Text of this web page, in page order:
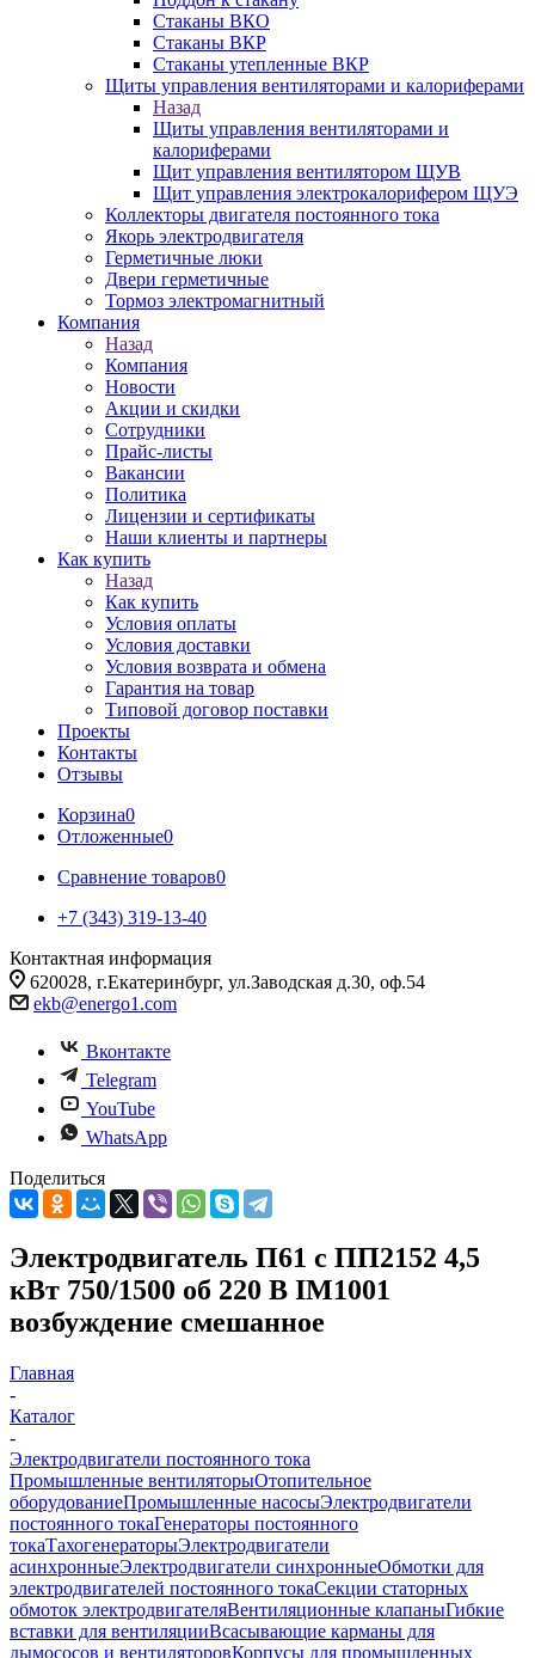
Стаканы ВКО
Стаканы ВКР
Стаканы утепленные ВКР
Щиты управления вентиляторами и калориферами
Назад
Щиты управления вентиляторами и
калориферами
Щит управления вентилятором ЩУВ
Щит управления электрокалорифером ЩУЭ
Коллекторы двигателя постоянного тока
Якорь электродвигателя
Герметичные люки
Двери герметичные
Тормоз электромагнитный
Компания
Назад
Компания
Новости
Акции и скидки
Сотрудники
Прайс-листы
Вакансии
Политика
Лицензии и сертификаты
Наши клиенты и партнеры
Как купить
Назад
Как купить
Условия оплаты
Условия доставки
Условия возврата и обмена
Гарантия на товар
Типовой договор поставки
Проекты
Контакты
Отзывы
Корзина0
Отложенные0
Сравнение товаров0
+7 (343) 319-13-40
Контактная информация
620028, г.Екатеринбург, ул.Заводская д.30, оф.54
ekb@energo1.com
Вконтакте
Telegram
YouTube
WhatsApp
Поделиться
Электродвигатель П61 с ПП2152 4,5
кВт 750/1500 об 220 В IM1001
возбуждение смешанное
Главная
-
Каталог
-
Электродвигатели постоянного тока
Промышленные вентиляторыОтопительное
оборудованиеПромышленные насосыЭлектродвигатели
постоянного токаГенераторы постоянного
токаТахогенераторыЭлектродвигатели
асинхронныеЭлектродвигатели синхронныеОбмотки для
электродвигателей постоянного токаСекции статорных
обмоток электродвигателяВентиляционные клапаныГибкие
вставки для вентиляцииВсасывающие карманы для
дымососов и вентиляторовКорпусы для промышленных